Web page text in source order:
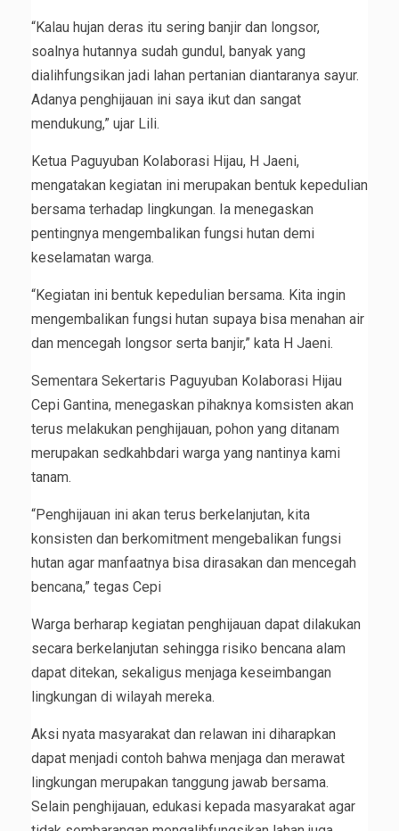
“Kalau hujan deras itu sering banjir dan longsor,
soalnya hutannya sudah gundul, banyak yang
dialihfungsikan jadi lahan pertanian diantaranya sayur.
Adanya penghijauan ini saya ikut dan sangat
mendukung,” ujar Lili.
Ketua Paguyuban Kolaborasi Hijau, H Jaeni,
mengatakan kegiatan ini merupakan bentuk kepedulian
bersama terhadap lingkungan. Ia menegaskan
pentingnya mengembalikan fungsi hutan demi
keselamatan warga.
“Kegiatan ini bentuk kepedulian bersama. Kita ingin
mengembalikan fungsi hutan supaya bisa menahan air
dan mencegah longsor serta banjir,” kata H Jaeni.
Sementara Sekertaris Paguyuban Kolaborasi Hijau
Cepi Gantina, menegaskan pihaknya komsisten akan
terus melakukan penghijauan, pohon yang ditanam
merupakan sedkahbdari warga yang nantinya kami
tanam.
“Penghijauan ini akan terus berkelanjutan, kita
konsisten dan berkomitment mengebalikan fungsi
hutan agar manfaatnya bisa dirasakan dan mencegah
bencana,” tegas Cepi
Warga berharap kegiatan penghijauan dapat dilakukan
secara berkelanjutan sehingga risiko bencana alam
dapat ditekan, sekaligus menjaga keseimbangan
lingkungan di wilayah mereka.
Aksi nyata masyarakat dan relawan ini diharapkan
dapat menjadi contoh bahwa menjaga dan merawat
lingkungan merupakan tanggung jawab bersama.
Selain penghijauan, edukasi kepada masyarakat agar